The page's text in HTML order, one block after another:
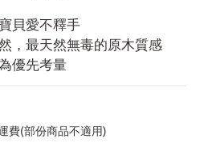
貝愛不釋手
，最天然無毒的原木質感
優先考量
費(部份商品不適用)